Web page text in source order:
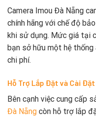
Camera Imou Đà Nẵng
chính hãng với chế độ
khi sử dụng. Mức giá tại
bạn sở hữu một hệ thống
chi phí.
Hỗ Trợ Lắp Đặt và Cài Đặt
Bên cạnh việc cung cấp
Đà Nẵng còn hỗ trợ lắp